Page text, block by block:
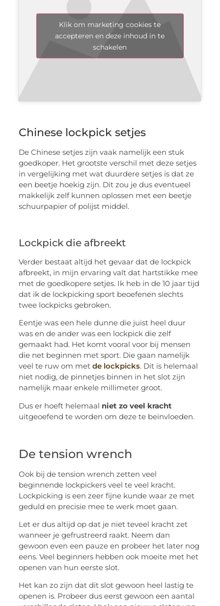
Klik om marketing cookies te
accepteren en deze inhoud in te
schakelen
Chinese lockpick setjes
De Chinese setjes zijn vaak namelijk een stuk
goedkoper. Het grootste verschil met deze setjes
in vergelijking met wat duurdere setjes is dat ze
een beetje hoekig zijn. Dit zou je dus eventueel
makkelijk zelf kunnen oplossen met een beetje
schuurpapier of polijst middel.
Lockpick die afbreekt
Verder bestaat altijd het gevaar dat de lockpick
afbreekt, in mijn ervaring valt dat hartstikke mee
met de goedkopere setjes. Ik heb in de 10 jaar tijd
dat ik de lockpicking sport beoefenen slechts
twee lockpicks gebroken.
Eentje was een hele dunne die juist heel duur
was en de ander was een lockpick die zelf
gemaakt had. Het komt vooral voor bij mensen
die net beginnen met sport. Die gaan namelijk
veel te ruw om metde lockpicks. Dit is helemaal
niet nodig, de pinnetjes binnen in het slot zijn
namelijk maar enkele millimeter groot.
Dus er hoeft helemaal niet zo veel kracht
uitgeoefend te worden om deze te beïnvloeden.
De tension wrench
Ook bij de tension wrench zetten veel
beginnende lockpickers veel te veel kracht.
Lockpicking is een zeer fijne kunde waar ze met
geduld en precisie mee te werk moet gaan.
Let er dus altijd op dat je niet teveel kracht zet
wanneer je gefrustreerd raakt. Neem dan
gewoon even een pauze en probeer het later nog
eens. Veel beginners hebben ook moeite met het
openen van hun eerste slot.
Het kan zo zijn dat dit slot gewoon heel lastig te
openen is. Probeer dus eerst gewoon een aantal